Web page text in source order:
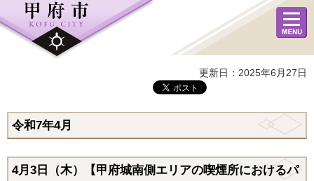
メニュ
ー
更新日：2025年6月27日
令和7年4月
4月3日（木）【甲府城南側エリアの喫煙所におけるパ